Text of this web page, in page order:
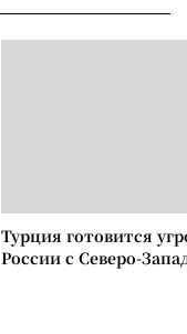
Турция готовится
России с Северо-